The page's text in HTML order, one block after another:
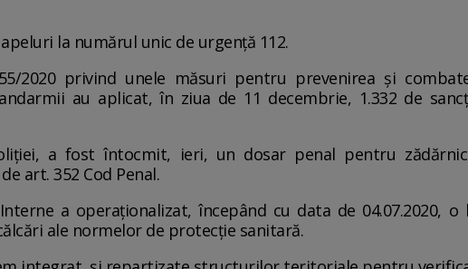
la numărul unic de urgență 112.
2020 privind unele măsuri pentru prevenirea și
au aplicat, în ziua de 11 decembrie, 1.332 de
a fost întocmit, ieri, un dosar penal pentru
art. 352 Cod Penal.
a operaționalizat, începând cu data de 04.07.2020, o
ale normelor de protecție sanitară.